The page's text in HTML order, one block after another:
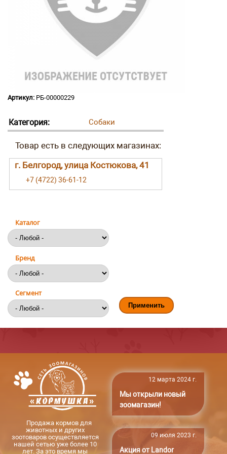
Артикул: РБ-00000229
Категория: Собаки
г. Белгород, улица Костюкова, 41
+7 (4722) 36-61-12
Каталог
Бренд
Сегмент
Продажа кормов для
животных и других
зоотоваров осуществляется
нашей сетью уже более 10
лет. За это время мы
12 марта 2024 г.
Мы открыли новый
зоомагазин!
09 июля 2023 г.
Акция от Landor